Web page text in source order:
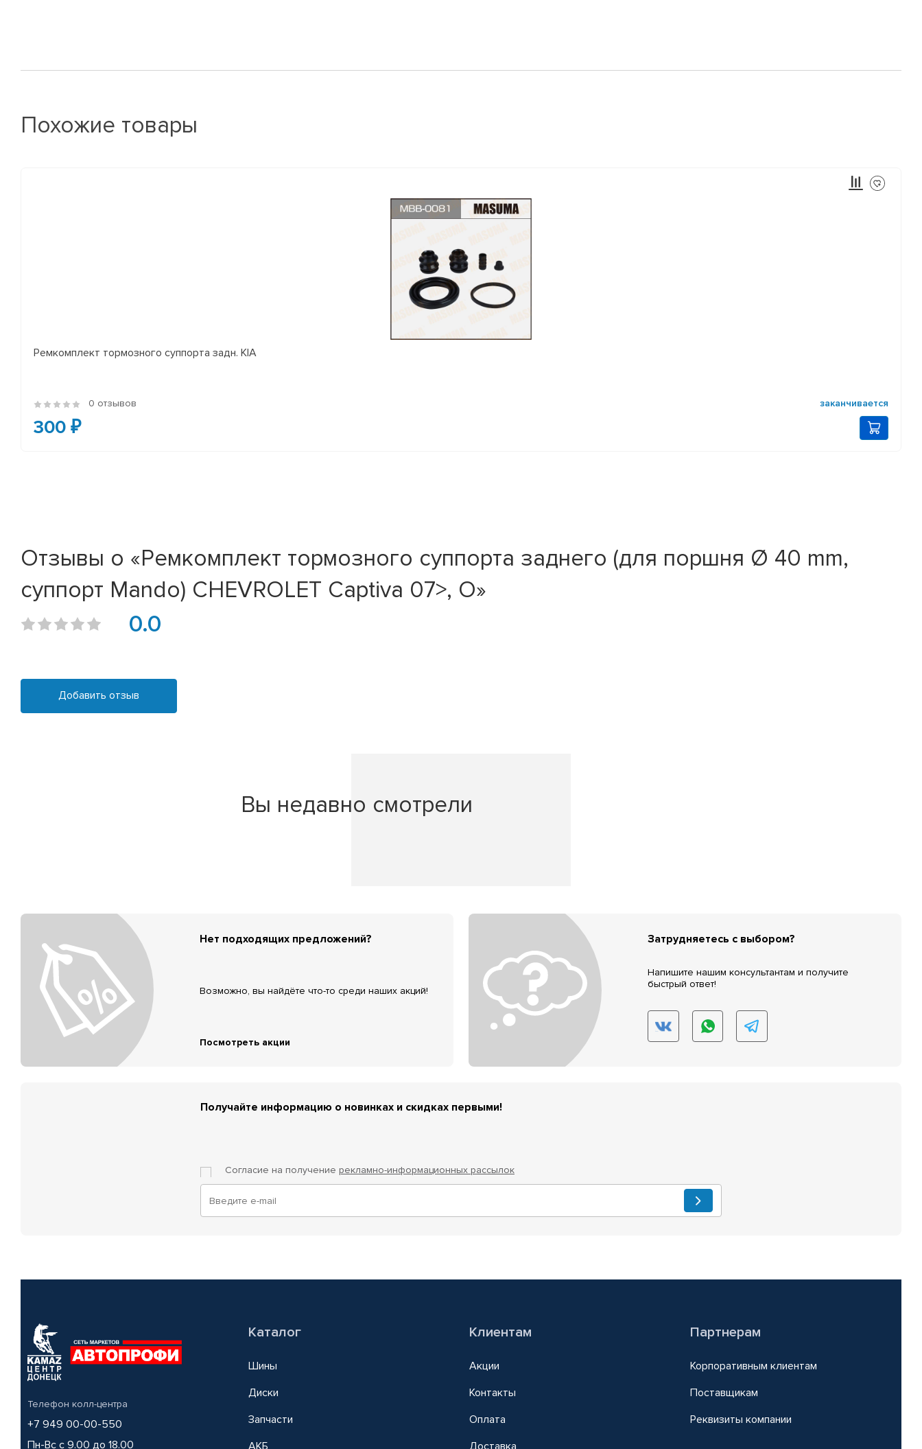
Похожие товары
Ремкомплект тормозного суппорта задн. KIA
0 отзывов заканчивается
300 ₽
Отзывы о «Ремкомплект тормозного суппорта заднего (для поршня Ø 40 mm,
суппорт Mando) CHEVROLET Captiva 07>, O»
0.0
Добавить отзыв
Вы недавно смотрели
Нет подходящих предложений?
Возможно, вы найдёте что-то среди наших акций!
Посмотреть акции
Затрудняетесь с выбором?
Напишите нашим консультантам и получите
быстрый ответ!
Получайте информацию о новинках и скидках первыми!
Согласие на получение рекламно-информационных рассылок
Телефон колл-центра
+7 949 00-00-550
Пн-Вс с 9.00 до 18.00
Каталог
Шины
Диски
Запчасти
АКБ
Клиентам
Акции
Контакты
Оплата
Доставка
Партнерам
Корпоративным клиентам
Поставщикам
Реквизиты компании